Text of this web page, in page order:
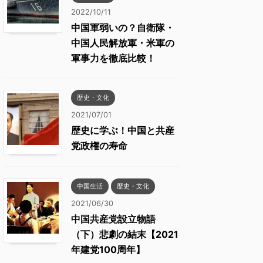
2022/10/11
中国軍弱いの？自衛隊・
中国人民解放軍・米軍の
軍事力を徹底比較！
歴史・文化
2021/07/01
歴史に学ぶ！中国と共産
党政権の寿命
中国生活 歴史・文化
2021/06/30
中国共産党設立物語
（下）悲劇の結末【2021
年建党100周年】